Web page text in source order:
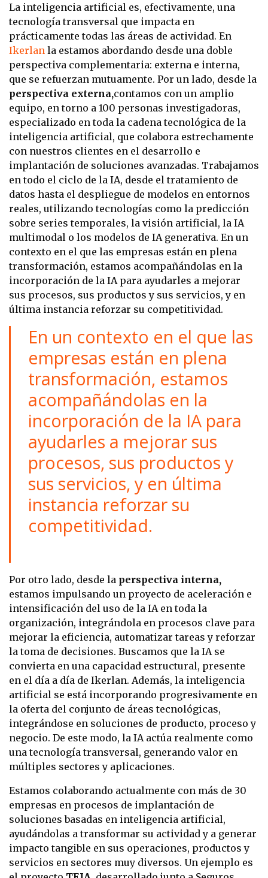
La inteligencia artificial es, efectivamente, una
tecnología transversal que impacta en
prácticamente todas las áreas de actividad. En
Ikerlan la estamos abordando desde una doble
perspectiva complementaria: externa e interna,
que se refuerzan mutuamente. Por un lado, desde la
perspectiva externa,contamos con un amplio
equipo, en torno a 100 personas investigadoras,
especializado en toda la cadena tecnológica de la
inteligencia artificial, que colabora estrechamente
con nuestros clientes en el desarrollo e
implantación de soluciones avanzadas. Trabajamos
en todo el ciclo de la IA, desde el tratamiento de
datos hasta el despliegue de modelos en entornos
reales, utilizando tecnologías como la predicción
sobre series temporales, la visión artificial, la IA
multimodal o los modelos de IA generativa. En un
contexto en el que las empresas están en plena
transformación, estamos acompañándolas en la
incorporación de la IA para ayudarles a mejorar
sus procesos, sus productos y sus servicios, y en
última instancia reforzar su competitividad.
En un contexto en el que las
empresas están en plena
transformación, estamos
acompañándolas en la
incorporación de la IA para
ayudarles a mejorar sus
procesos, sus productos y
sus servicios, y en última
instancia reforzar su
competitividad.
Por otro lado, desde la perspectiva interna,
estamos impulsando un proyecto de aceleración e
intensificación del uso de la IA en toda la
organización, integrándola en procesos clave para
mejorar la eficiencia, automatizar tareas y reforzar
la toma de decisiones. Buscamos que la IA se
convierta en una capacidad estructural, presente
en el día a día de Ikerlan. Además, la inteligencia
artificial se está incorporando progresivamente en
la oferta del conjunto de áreas tecnológicas,
integrándose en soluciones de producto, proceso y
negocio. De este modo, la IA actúa realmente como
una tecnología transversal, generando valor en
múltiples sectores y aplicaciones.
Estamos colaborando actualmente con más de 30
empresas en procesos de implantación de
soluciones basadas en inteligencia artificial,
ayudándolas a transformar su actividad y a generar
impacto tangible en sus operaciones, productos y
servicios en sectores muy diversos. Un ejemplo es